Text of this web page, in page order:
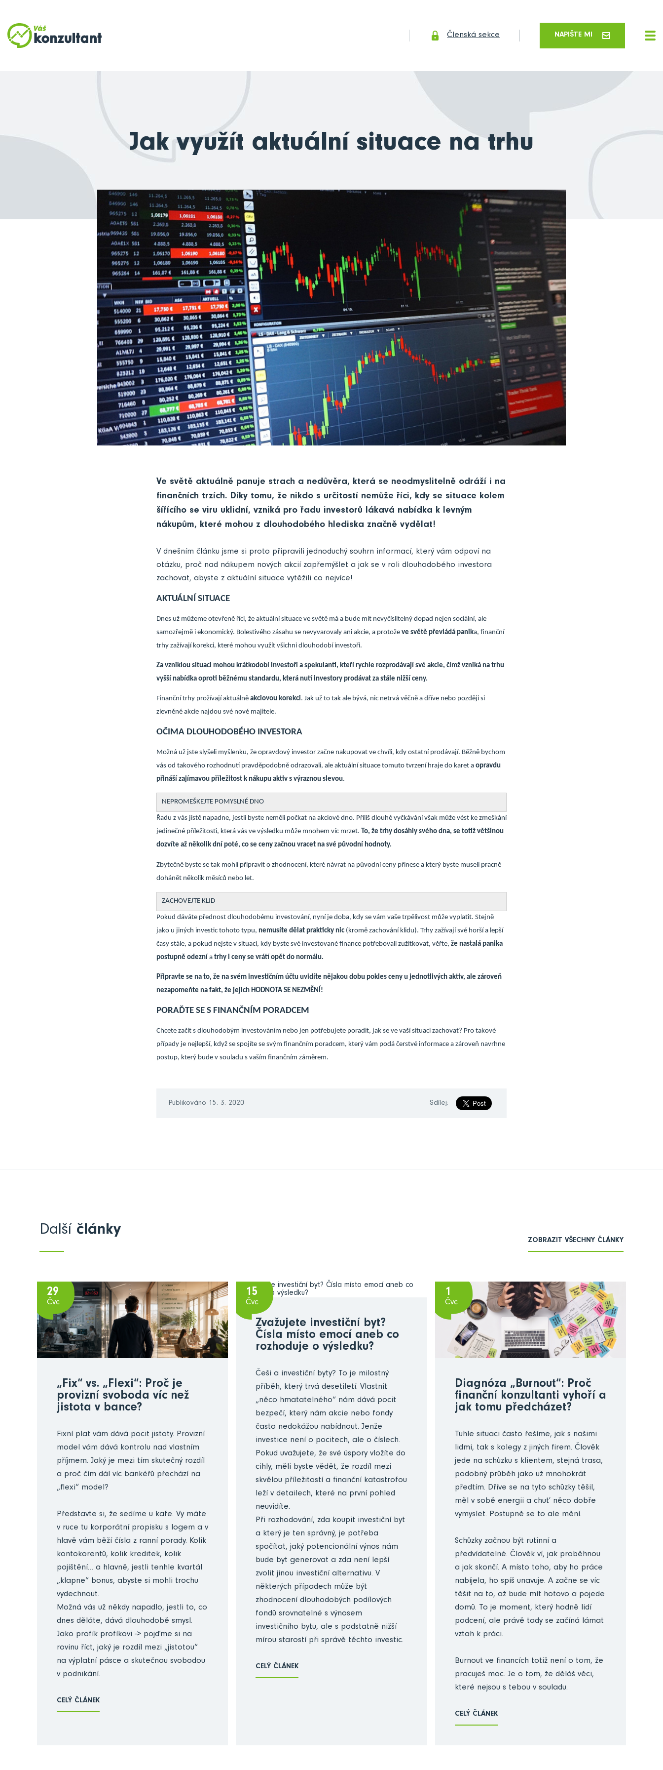
Členská sekce NAPIŠTE MI
Jak využít aktuální situace na trhu
Ve světě aktuálně panuje strach a nedůvěra, která se neodmyslitelně odráží i na
finančních trzích. Díky tomu, že nikdo s určitostí nemůže říci, kdy se situace kolem
šířícího se viru uklidní, vzniká pro řadu investorů lákavá nabídka k levným
nákupům, které mohou z dlouhodobého hlediska značně vydělat!
V dnešním článku jsme si proto připravili jednoduchý souhrn informací, který vám odpoví na
otázku, proč nad nákupem nových akcií zapřemýšlet a jak se v roli dlouhodobého investora
zachovat, abyste z aktuální situace vytěžili co nejvíce!
AKTUÁLNÍ SITUACE
Dnes už můžeme otevřeně říci, že aktuální situace ve světě má a bude mít nevyčíslitelný dopad nejen sociální, ale
samozřejmě i ekonomický. Bolestivého zásahu se nevyvarovaly ani akcie, a protože ve světě převládá panika, finanční
trhy zažívají korekci, které mohou využít všichni dlouhodobí investoři.
Za vzniklou situaci mohou krátkodobí investoři a spekulanti, kteří rychle rozprodávají své akcie, čímž vzniká na trhu
vyšší nabídka oproti běžnému standardu, která nutí investory prodávat za stále nižší ceny.
Finanční trhy prožívají aktuálně akciovou korekci. Jak už to tak ale bývá, nic netrvá věčně a dříve nebo později si
zlevněné akcie najdou své nové majitele.
OČIMA DLOUHODOBÉHO INVESTORA
Možná už jste slyšeli myšlenku, že opravdový investor začne nakupovat ve chvíli, kdy ostatní prodávají. Běžně bychom
vás od takového rozhodnutí pravděpodobně odrazovali, ale aktuální situace tomuto tvrzení hraje do karet a opravdu
přináší zajímavou příležitost k nákupu aktiv s výraznou slevou.
NEPROMEŠKEJTE POMYSLNÉ DNO
Řadu z vás jistě napadne, jestli byste neměli počkat na akciové dno. Příliš dlouhé vyčkávání však může vést ke zmeškání
jedinečné příležitosti, která vás ve výsledku může mnohem víc mrzet. To, že trhy dosáhly svého dna, se totiž většinou
dozvíte až několik dní poté, co se ceny začnou vracet na své původní hodnoty.
Zbytečně byste se tak mohli připravit o zhodnocení, které návrat na původní ceny přinese a který byste museli pracně
dohánět několik měsíců nebo let.
ZACHOVEJTE KLID
Pokud dáváte přednost dlouhodobému investování, nyní je doba, kdy se vám vaše trpělivost může vyplatit. Stejně
jako u jiných investic tohoto typu, nemusíte dělat prakticky nic (kromě zachování klidu). Trhy zažívají své horší a lepší
časy stále, a pokud nejste v situaci, kdy byste své investované finance potřebovali zužitkovat, věřte, že nastalá panika
postupně odezní a trhy i ceny se vrátí opět do normálu.
Připravte se na to, že na svém investičním účtu uvidíte nějakou dobu pokles ceny u jednotlivých aktiv, ale zároveň
nezapomeňte na fakt, že jejich HODNOTA SE NEZMĚNÍ!
PORAĎTE SE S FINANČNÍM PORADCEM
Chcete začít s dlouhodobým investováním nebo jen potřebujete poradit, jak se ve vaší situaci zachovat? Pro takové
případy je nejlepší, když se spojíte se svým finančním poradcem, který vám podá čerstvé informace a zároveň navrhne
postup, který bude v souladu s vaším finančním záměrem.
Publikováno 15. 3. 2020 Sdílej:
Další články
ZOBRAZIT VŠECHNY ČLÁNKY
29
Čvc
„Fix“ vs. „Flexi“: Proč je
provizní svoboda víc než
jistota v bance?
Fixní plat vám dává pocit jistoty. Provizní
model vám dává kontrolu nad vlastním
příjmem. Jaký je mezi tím skutečný rozdíl
a proč čím dál víc bankéřů přechází na
„flexi“ model?
Představte si, že sedíme u kafe. Vy máte
v ruce tu korporátní propisku s logem a v
hlavě vám běží čísla z ranní porady. Kolik
kontokorentů, kolik kreditek, kolik
pojištění… a hlavně, jestli tenhle kvartál
„klapne“ bonus, abyste si mohli trochu
vydechnout.
Možná vás už někdy napadlo, jestli to, co
dnes děláte, dává dlouhodobě smysl.
Jako profík profíkovi -> pojďme si na
rovinu říct, jaký je rozdíl mezi „jistotou“
na výplatní pásce a skutečnou svobodou
v podnikání.
CELÝ ČLÁNEK
15
Čvc
Zvažujete investiční byt?
Čísla místo emocí aneb co
rozhoduje o výsledku?
Češi a investiční byty? To je milostný
příběh, který trvá desetiletí. Vlastnit
„něco hmatatelného“ nám dává pocit
bezpečí, který nám akcie nebo fondy
často nedokážou nabídnout. Jenže
investice není o pocitech, ale o číslech.
Pokud uvažujete, že své úspory vložíte do
cihly, měli byste vědět, že rozdíl mezi
skvělou příležitostí a finanční katastrofou
leží v detailech, které na první pohled
neuvidíte.
Při rozhodování, zda koupit investiční byt
a který je ten správný, je potřeba
spočítat, jaký potencionální výnos nám
bude byt generovat a zda není lepší
zvolit jinou investiční alternativu. V
některých případech může být
zhodnocení dlouhodobých podílových
fondů srovnatelné s výnosem
investičního bytu, ale s podstatně nižší
mírou starostí při správě těchto investic.
CELÝ ČLÁNEK
1
Čvc
Diagnóza „Burnout“: Proč
finanční konzultanti vyhoří a
jak tomu předcházet?
Tuhle situaci často řešíme, jak s našimi
lidmi, tak s kolegy z jiných firem. Člověk
jede na schůzku s klientem, stejná trasa,
podobný průběh jako už mnohokrát
předtím. Dříve se na tyto schůzky těšil,
měl v sobě energii a chuť něco dobře
vymyslet. Postupně se to ale mění.
Schůzky začnou být rutinní a
předvídatelné. Člověk ví, jak proběhnou
a jak skončí. A místo toho, aby ho práce
nabíjela, ho spíš unavuje. A začne se víc
těšit na to, až bude mít hotovo a pojede
domů. To je moment, který hodně lidí
podcení, ale právě tady se začíná lámat
vztah k práci.
Burnout ve financích totiž není o tom, že
pracuješ moc. Je o tom, že děláš věci,
které nejsou s tebou v souladu.
CELÝ ČLÁNEK